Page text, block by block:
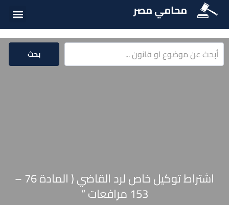
محامي مصر
بحث
اشتراط توكيل خاص لرد القاضي ( المادة 76 –
153 مرافعات “